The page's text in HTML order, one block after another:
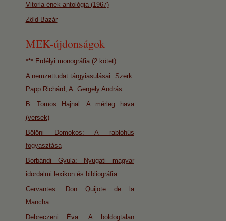
Vitorla-ének antológia (1967)
Zöld Bazár
MEK-újdonságok
*** Erdélyi monográfia (2 kötet)
A nemzettudat tárgyiasulásai. Szerk.
Papp Richárd, A. Gergely András
B. Tomos Hajnal: A mérleg hava
(versek)
Bölöni Domokos: A rablóhús
fogyasztása
Borbándi Gyula: Nyugati magyar
idordalmi lexikon és bibliográfia
Cervantes: Don Quijote de la
Mancha
Debreczeni Éva: A boldogtalan